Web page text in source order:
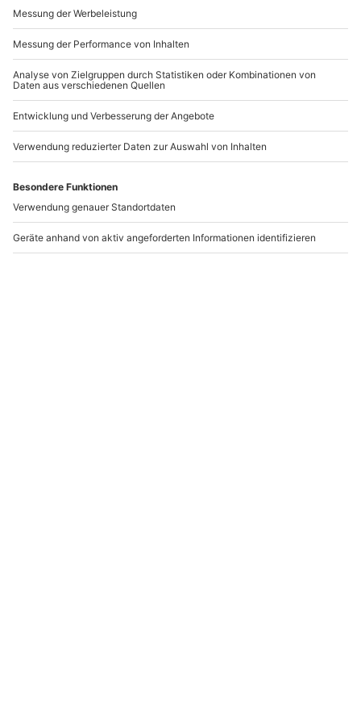
Hinweis
Nebenkosten wie Mautgebühren sowie Fahrten
mit Bergbahnen sind im Preis nicht enthalten
Damit die passenden Schneeschuhe bereitgestellt
werden können, teile dem Veranstalter nach
Buchung bitte Deine Gewichtskategorie wie folgt
mit: Kategorie 1: bis 65 kg, Kategorie 2: bis 85 kg,
Kategorie 3: ab 85 kg
Andere Produkte entdecken
Schneeschuhwanderung
Ohlstadt
1 Person
-15% CLUB DEAL
Canyoning Tour für
1 Person